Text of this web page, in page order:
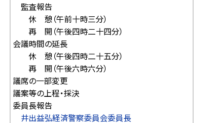
監査報告
休 憩（午前十時三分）
再 開（午後四時二十四分）
会議時間の延長
休 憩（午後四時二十五分）
再 開（午後六時六分）
議席の一部変更
議案等の上程・採決
委員長報告
井出益弘経済警察委員会委員長